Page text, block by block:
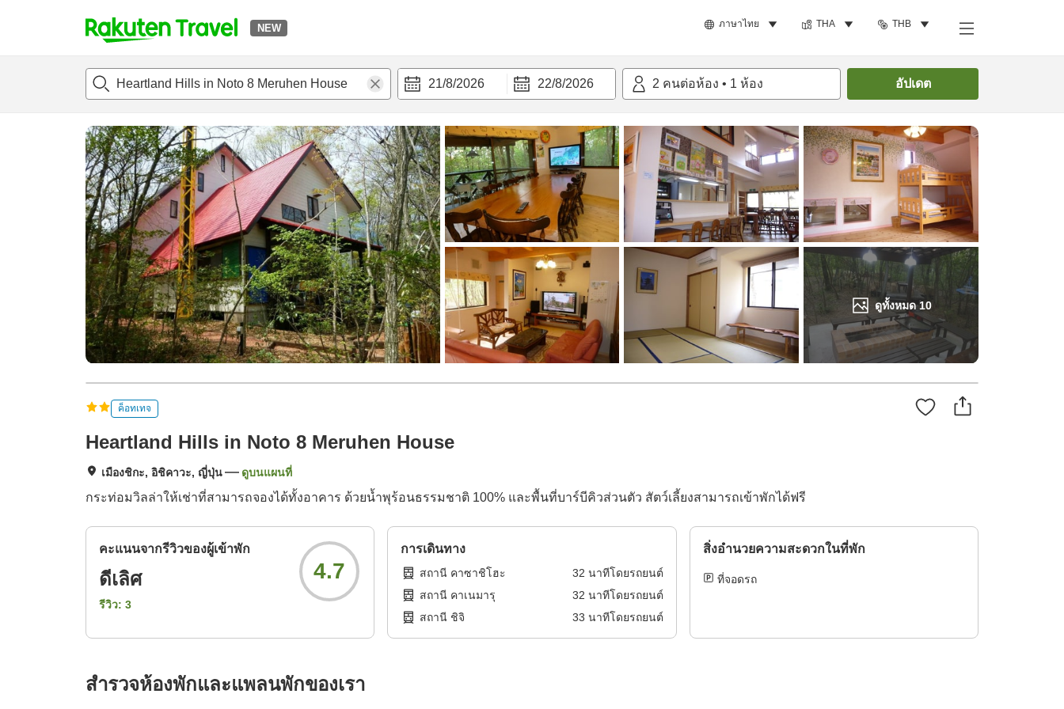
NEW ภาษาไทย THA THB
t
p
a
g
e
_
s
e
a
r
c
h
21/8/2026 22/8/2026 2 คนต่อห้อง • 1 ห้อง อัปเดต
ดูทั้งหมด10
แนะนำที่พักห้องพักและแพลนพักรีวิว สิ่่งอำนวยความสะดวก ค้นหาห้องพัก
ค็อทเทจ
Heartland Hills in Noto 8 Meruhen House
เมืองชิกะ, อิชิคาวะ, ญี่ปุ่น ดูบนแผนที่
กระท่อมวิลล่าให้เช่าที่สามารถจองได้ทั้งอาคาร ด้วยน้ำพุร้อนธรรมชาติ 100% และพื้นที่บาร์บีคิวส่วนตัว สัตว์เลี้ยงสามารถเข้าพักได้ฟรี
คะแนนจากรีวิวของผู้เข้าพัก
ดีเลิศ
รีวิว: 3
4.7
การเดินทาง
สถานี คาซาชิโฮะ 32 นาทีโดยรถยนต์
สถานี คาเนมารุ
32 นาทีโดยรถยนต์
สถานี ชิจิ
33 นาทีโดยรถยนต์
สิ่งอำนวยความสะดวกในที่พัก
ที่จอดรถ
สำรวจห้องพักและแพลนพักของเรา